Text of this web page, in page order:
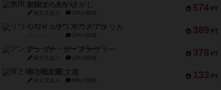
574 PT
無限まちがいさがし
紹介文あり 2件の投稿
389 PT
リワイルド：サウスアメリカ
2件の投稿
378 PT
アンダー・ザ・テーブラー
紹介文あり 1件の投稿
133 PT
宵と暁の呪文書
紹介文あり 8件の投稿